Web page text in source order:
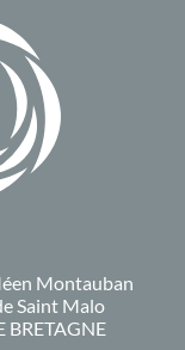
Montauban
Saint Malo
BRETAGNE